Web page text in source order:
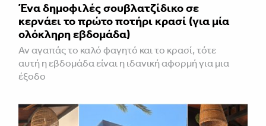
Ένα δημοφιλές σουβλατζίδικο σε
κερνάει το πρώτο ποτήρι κρασί (για μία
ολόκληρη εβδομάδα)
Αν αγαπάς το καλό φαγητό και το κρασί, τότε
αυτή η εβδομάδα είναι η ιδανική αφορμή για μια
έξοδο